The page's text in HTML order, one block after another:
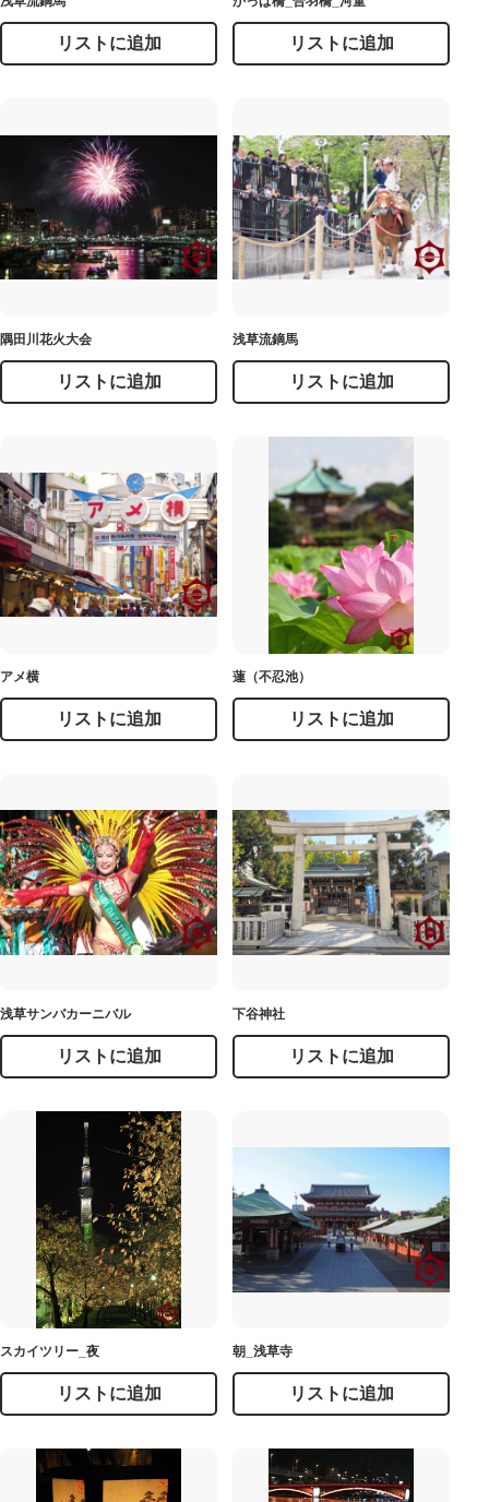
リストに追加 リストに追加
隅田川花火大会
リストに追加
浅草流鏑馬
リストに追加
アメ横
リストに追加
蓮（不忍池）
リストに追加
浅草サンバカーニバル
リストに追加
下谷神社
リストに追加
スカイツリー_夜
リストに追加
朝_浅草寺
リストに追加